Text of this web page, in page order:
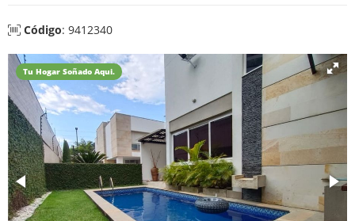
Código: 9412340
Tu Hogar Soñado Aqui.